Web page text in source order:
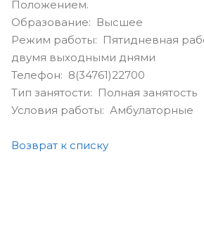
Положением.
Образование: Высшее
Режим работы: Пятидневная
двумя выходными днями
Телефон: 8(34761)22700
Тип занятости: Полная занятость
Условия работы: Амбулаторные
Возврат к списку